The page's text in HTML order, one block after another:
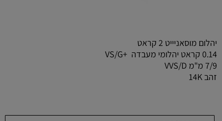
יהלום מוסאניייט 2 קראט
0.14 קראט יהלומי מעבדה +VS/G
7/9 מ"מ VVS/D
זהב 14K